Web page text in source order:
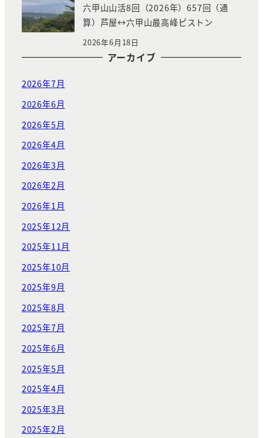
六甲山山活8回（2026年）657回（通
算）芦屋↔︎六甲山最高峰ピストン
2026年6月18日
アーカイブ
2026年7月
2026年6月
2026年5月
2026年4月
2026年3月
2026年2月
2026年1月
2025年12月
2025年11月
2025年10月
2025年9月
2025年8月
2025年7月
2025年6月
2025年5月
2025年4月
2025年3月
2025年2月